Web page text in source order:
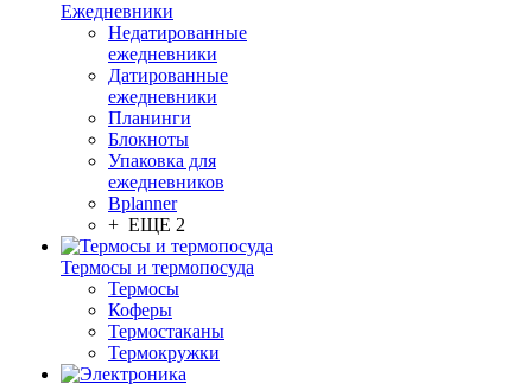
Ежедневники
Недатированные
ежедневники
Датированные
ежедневники
Планинги
Блокноты
Упаковка для
ежедневников
Bplanner
+ ЕЩЕ 2
Термосы и термопосуда
Термосы
Коферы
Термостаканы
Термокружки